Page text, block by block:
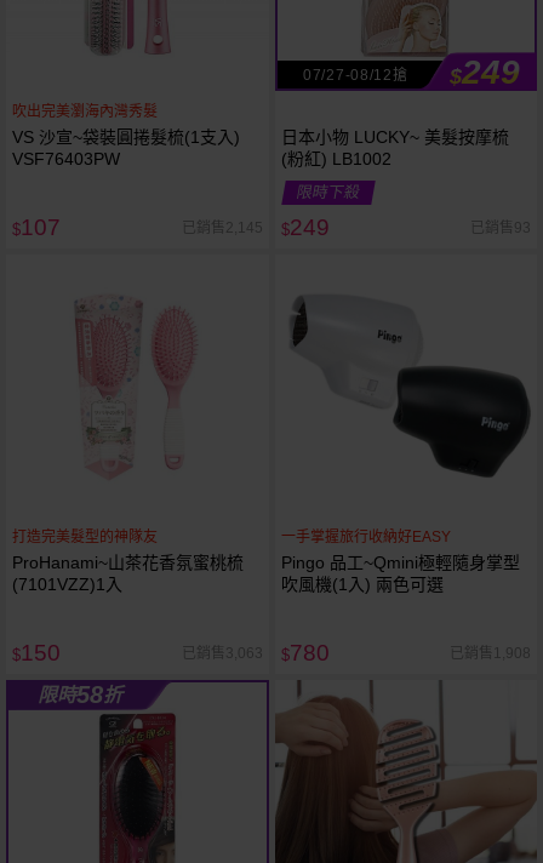
吹出完美瀏海內灣秀髮
VS 沙宣~袋裝圓捲髮梳(1支入)
VSF76403PW
$107 已銷售2,145
07/27-08/12搶 $249
日本小物 LUCKY~ 美髮按摩梳
(粉紅) LB1002
限時下殺
$249 已銷售93
打造完美髮型的神隊友
ProHanami~山茶花香氛蜜桃梳
(7101VZZ)1入
$150 已銷售3,063
一手掌握旅行收納好EASY
Pingo 品工~Qmini極輕隨身掌型
吹風機(1入) 兩色可選
$780 已銷售1,908
限時58折